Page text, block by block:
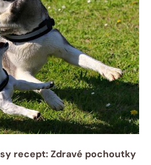
recept: Zdravé pochoutky